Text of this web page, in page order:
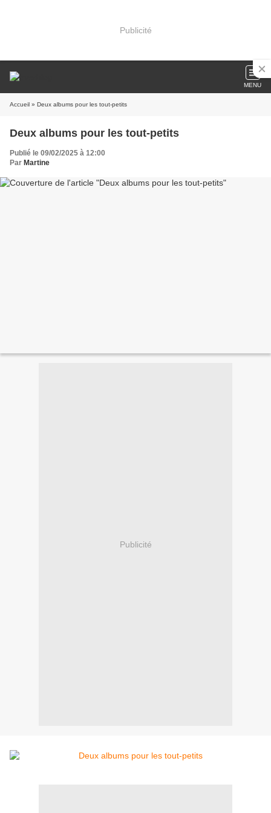
Publicité
MENU
Accueil » Deux albums pour les tout-petits
Deux albums pour les tout-petits
Publié le 09/02/2025 à 12:00
Par Martine
Publicité